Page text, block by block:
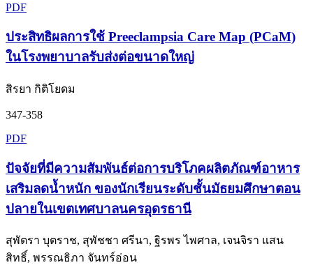
PDF
ประสิทธิผลการใช้ Preeclampsia Care Map (PCaM)
ในโรงพยาบาลรับส่งต่อขนาดใหญ่
สิรยา กิติโยดม
347-358
PDF
ปัจจัยที่มีความสัมพันธ์ต่อการบริโภคผลิตภัณฑ์อาหาร
เสริมลดน้ำหนัก ของนักเรียนระดับชั้นมัธยมศึกษาตอน
ปลายในเขตเทศบาลนครอุดรธานี
สุพัตรา บุตราช, สุพัชชา ศรีนา, ฐิรพร ไพศาล, เจนจิรา แสน
สิทธิ์, พรรณธิภา จันทร์อ่อน